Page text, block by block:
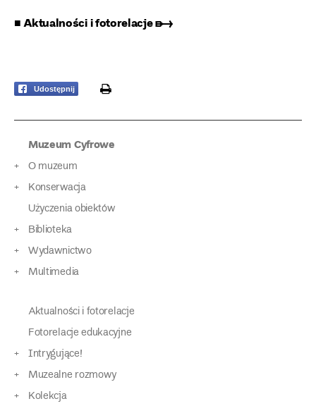
■ Aktualności i fotorelacje ➸
Udostępnij print
Muzeum Cyfrowe
O muzeum
Konserwacja
Użyczenia obiektów
Biblioteka
Wydawnictwo
Multimedia
Aktualności i fotorelacje
Fotorelacje edukacyjne
Intrygujące!
Muzealne rozmowy
Kolekcja